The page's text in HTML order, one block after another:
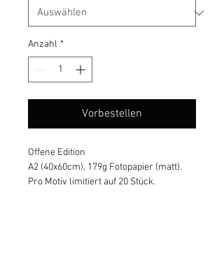
Anzahl *
Vorbestellen
Offene Edition
A2 (40x60cm), 179g Fotopapier (matt).
Pro Motiv limitiert auf 20 Stück.